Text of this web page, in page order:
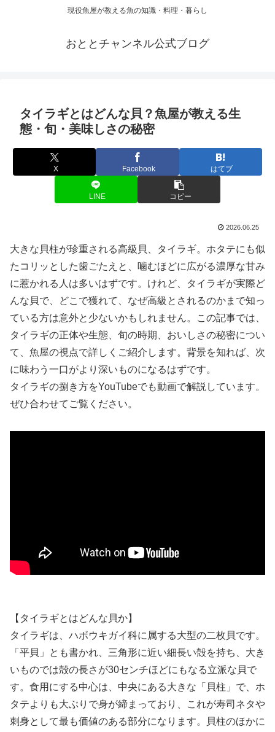
現役魚屋が教える魚の知識・料理・暮らし
おととチャンネル公式ブログ
タイラギとはどんな貝？魚屋が教える生
態・旬・美味しさの秘密
X Facebook はてブ
LINE コピー
2026.06.25
大きな貝柱が珍重される高級貝、タイラギ。ホタテにも似
たコリッとした歯ごたえと、噛むほどに広がる濃厚な甘み
に惹かれる人は多いはずです。けれど、タイラギが実際ど
んな貝で、どこで獲れて、なぜ高級とされるのかまで知っ
ている方は意外と少ないかもしれません。この記事では、
タイラギの正体や生態、旬の時期、おいしさの秘密につい
て、魚屋の視点で詳しくご紹介します。背景を知れば、次
に味わう一口がより深いものになるはずです。
タイラギの捌き方をYouTubeでも動画で解説しています。
ぜひ合わせてご覧ください。
【タイラギとはどんな貝か】
タイラギは、ハボウキガイ科に属する大型の二枚貝です。
「平貝」とも書かれ、三角形に近い細長い殻を持ち、大き
いものでは殻の長さが30センチほどにもなる立派な貝で
す。食用にする中心は、中央にある大きな「貝柱」で、ホ
タテよりも大ぶりで身が締まっており、これが寿司ネタや
刺身として最も価値のある部分になります。貝柱のほかに